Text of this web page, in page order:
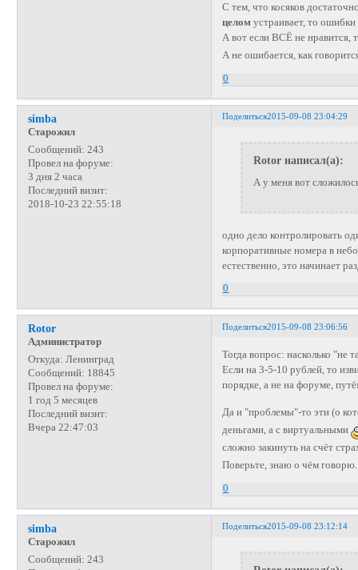
С тем, что косяков
целом устраивает, то
А вот если ВСЁ не нравится,
А не ошибается, как
0
Поделиться2015-09-08 23:04:29
simba
Старожил
Сообщений: 243
Провел на форуме:
3 дня 2 часа
Последний визит:
2018-10-23 22:55:18
Rotor написал(а):
А у меня вот
одно дело контролировать
корпоративные номера в
естественно, это начинает
0
Поделиться2015-09-08 23:06:56
Rotor
Администратор
Откуда: Ленинград
Сообщений: 18845
Провел на форуме:
1 год 5 месяцев
Последний визит:
Вчера 22:47:03
Тогда вопрос: насколько "не
Если на 3-5-10 рублей, то
порядке, а не на форуме,
Да и "проблемы"-то эти (о
деньгами, а с виртуальными
сложно закинуть на счёт
Поверьте, знаю о чём
0
Поделиться2015-09-08 23:12:14
simba
Старожил
Сообщений: 243